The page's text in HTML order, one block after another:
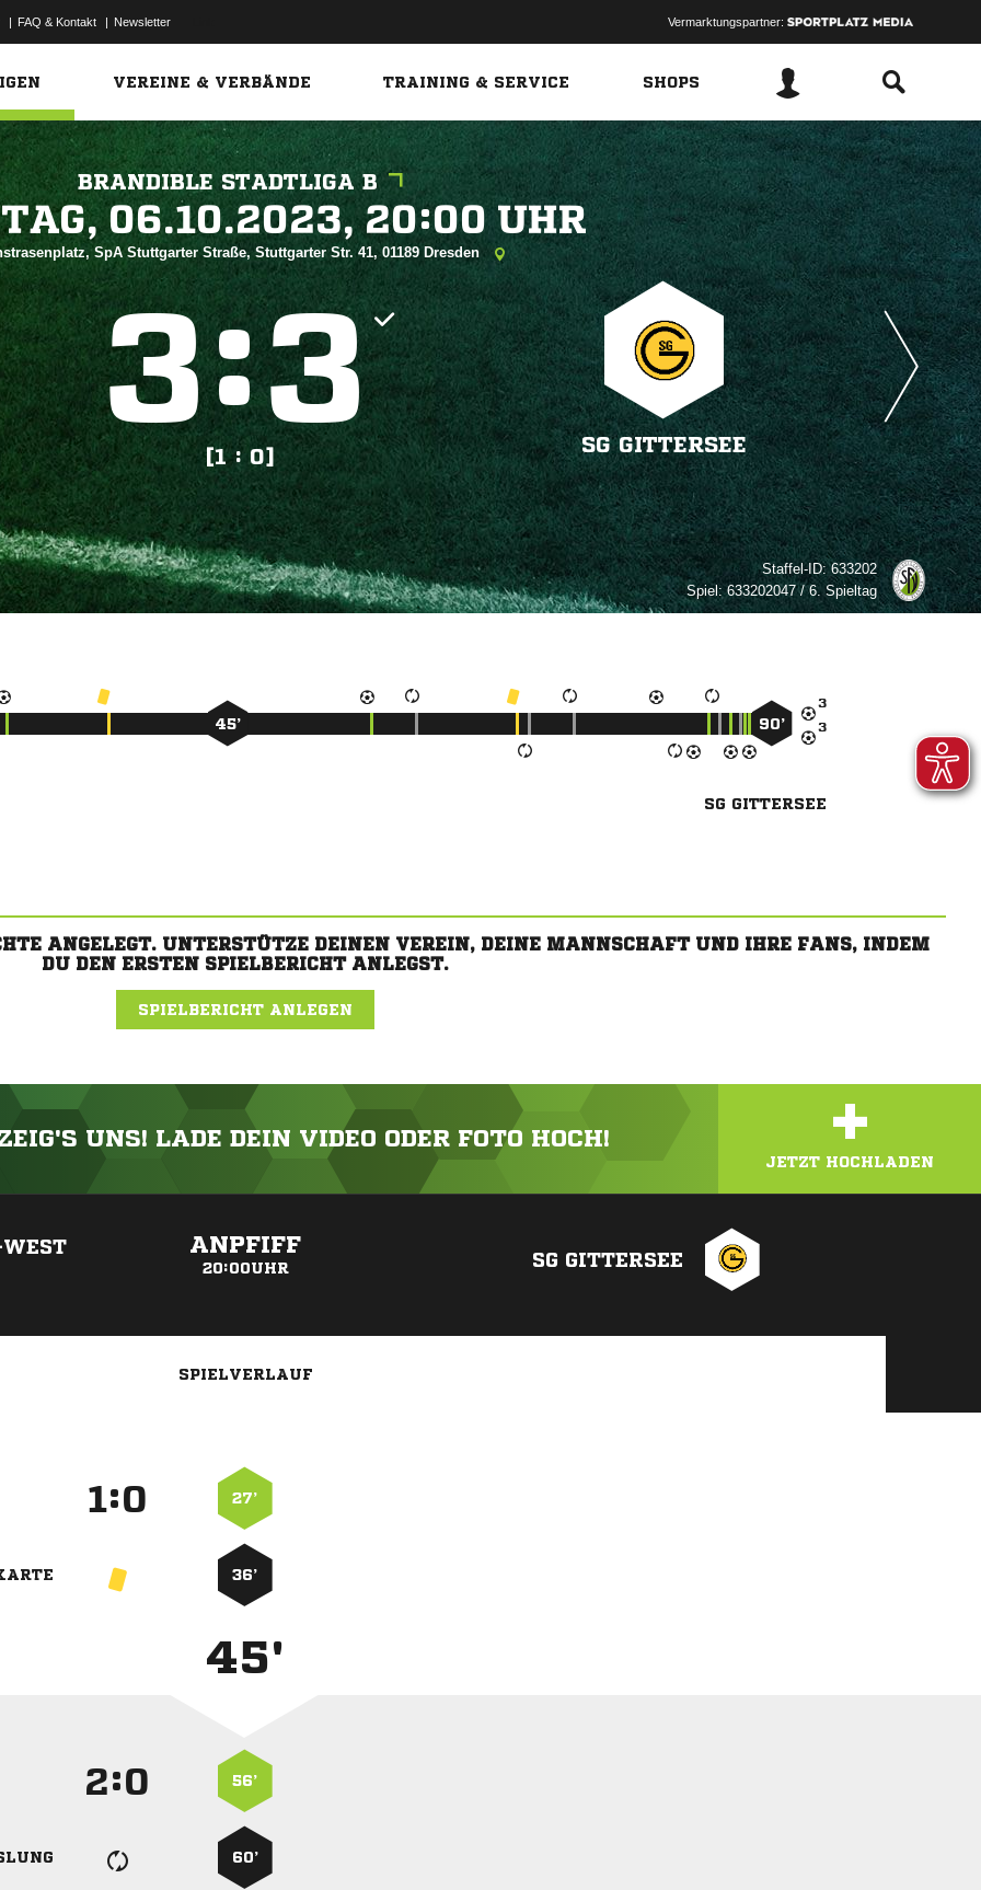
| FAQ & Kontakt | Newsletter Vermarktungspartner:
VEREINE & VERBÄNDE TRAINING & SERVICE SHOPS
BRANDIBLE STADTLIGA B
  
SpA Stuttgarter Straße, Stuttgarter Str. 41, 01189 Dresden
:
[1 : 0]
SG GITTERSEE
Staffel-ID:633202
Spiel:633202047 / 6. Spieltag


45’ 90’
SG GITTERSEE
ANGELEGT. UNTERSTÜTZE DEINEN VEREIN, DEINE MANNSCHAFT UND IHRE FANS, INDEM
DU DEN ERSTEN SPIELBERICHT ANLEGST.
SPIELBERICHT ANLEGEN
UNS! LADE DEIN VIDEO ODER FOTO HOCH! +
JETZT HOCHLADEN
WEST
ANPFIFF
20:00UHR SG GITTERSEE
SPIELVERLAUF
: 27’
36’
45'
: 56’
60’